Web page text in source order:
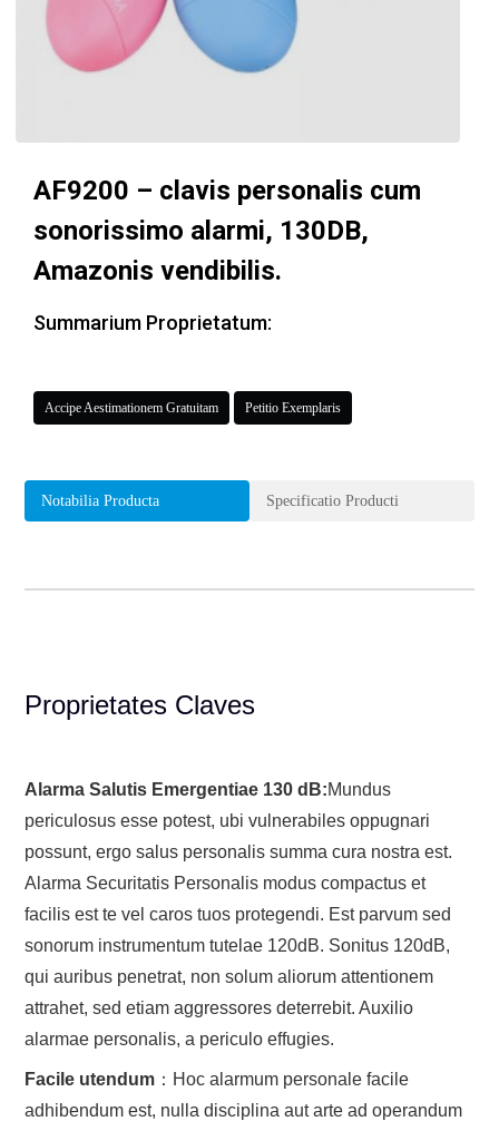
AF9200 – clavis personalis cum
sonorissimo alarmi, 130DB,
Amazonis vendibilis.
Summarium Proprietatum:
Accipe Aestimationem Gratuitam Petitio Exemplaris
Notabilia Producta Specificatio Producti
Proprietates Claves
Alarma Salutis Emergentiae 130 dB:Mundus
periculosus esse potest, ubi vulnerabiles oppugnari
possunt, ergo salus personalis summa cura nostra est.
Alarma Securitatis Personalis modus compactus et
facilis est te vel caros tuos protegendi. Est parvum sed
sonorum instrumentum tutelae 120dB. Sonitus 120dB,
qui auribus penetrat, non solum aliorum attentionem
attrahet, sed etiam aggressores deterrebit. Auxilio
alarmae ​​personalis, a periculo effugies.
Facile utendum ：Hoc alarmum personale facile
adhibendum est, nulla disciplina aut arte ad operandum